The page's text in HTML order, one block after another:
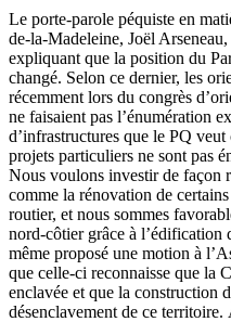
Le porte-parole péquiste en
de-la-Madeleine, Joël
expliquant que la position du
changé. Selon ce dernier, les
récemment lors du congrès
ne faisaient pas l’énumération
d’infrastructures que le PQ
projets particuliers ne sont pas
Nous voulons investir de façon
comme la rénovation de
routier, et nous sommes
nord-côtier grâce à l’édification
même proposé une motion à
que celle-ci reconnaisse que la
enclavée et que la construction
désenclavement de ce